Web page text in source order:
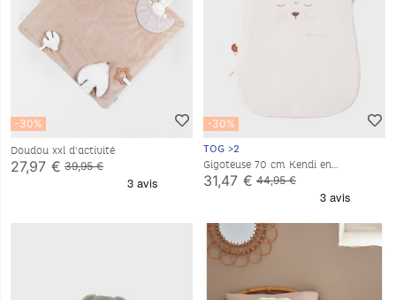
-30%
Doudou xxl d'activité
27,97 € 39,95 €
-30%
TOG >2
Gigoteuse 70 cm Kendi en
Veloudoux®, écru
31,47 € 44,95 €